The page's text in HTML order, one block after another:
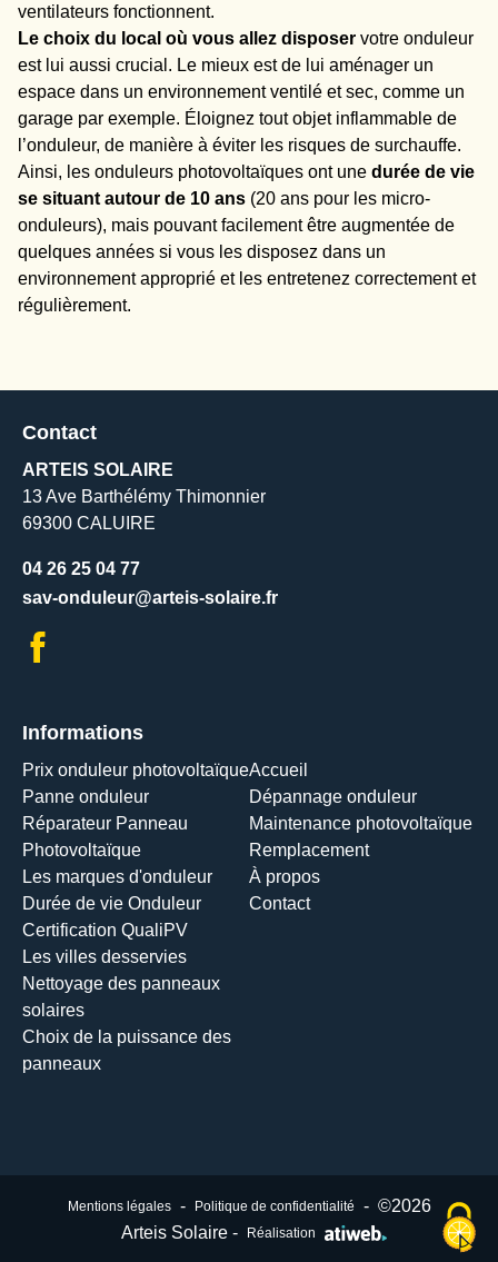
ventilateurs fonctionnent.
Le choix du local où vous allez disposer votre onduleur
est lui aussi crucial. Le mieux est de lui aménager un
espace dans un environnement ventilé et sec, comme un
garage par exemple. Éloignez tout objet inflammable de
l’onduleur, de manière à éviter les risques de surchauffe.
Ainsi, les onduleurs photovoltaïques ont une durée de vie
se situant autour de 10 ans (20 ans pour les micro-
onduleurs), mais pouvant facilement être augmentée de
quelques années si vous les disposez dans un
environnement approprié et les entretenez correctement et
régulièrement.
Contact
ARTEIS SOLAIRE
13 Ave Barthélémy Thimonnier
69300 CALUIRE
04 26 25 04 77
sav-onduleur@arteis-solaire.fr
Informations
Prix onduleur photovoltaïque
Panne onduleur
Réparateur Panneau
Photovoltaïque
Les marques d'onduleur
Durée de vie Onduleur
Certification QualiPV
Les villes desservies
Nettoyage des panneaux
solaires
Choix de la puissance des
panneaux
Accueil
Dépannage onduleur
Maintenance photovoltaïque
Remplacement
À propos
Contact
Mentions légales - Politique de confidentialité - ©2026
Arteis Solaire -
Réalisation